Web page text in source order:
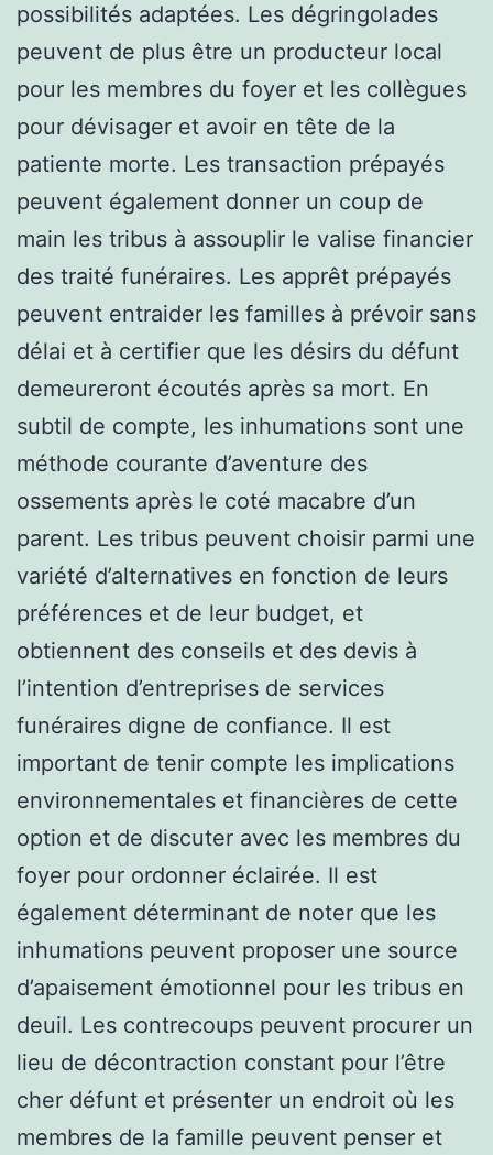
possibilités adaptées. Les dégringolades
peuvent de plus être un producteur local
pour les membres du foyer et les collègues
pour dévisager et avoir en tête de la
patiente morte. Les transaction prépayés
peuvent également donner un coup de
main les tribus à assouplir le valise financier
des traité funéraires. Les apprêt prépayés
peuvent entraider les familles à prévoir sans
délai et à certifier que les désirs du défunt
demeureront écoutés après sa mort. En
subtil de compte, les inhumations sont une
méthode courante d’aventure des
ossements après le coté macabre d’un
parent. Les tribus peuvent choisir parmi une
variété d’alternatives en fonction de leurs
préférences et de leur budget, et
obtiennent des conseils et des devis à
l’intention d’entreprises de services
funéraires digne de confiance. Il est
important de tenir compte les implications
environnementales et financières de cette
option et de discuter avec les membres du
foyer pour ordonner éclairée. Il est
également déterminant de noter que les
inhumations peuvent proposer une source
d’apaisement émotionnel pour les tribus en
deuil. Les contrecoups peuvent procurer un
lieu de décontraction constant pour l’être
cher défunt et présenter un endroit où les
membres de la famille peuvent penser et